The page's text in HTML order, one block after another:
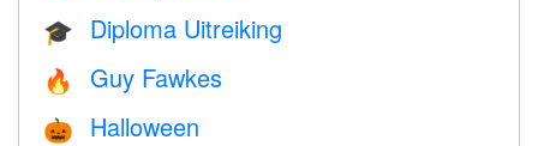
🎓 Diploma Uitreiking
🔥 Guy Fawkes
🎃 Halloween